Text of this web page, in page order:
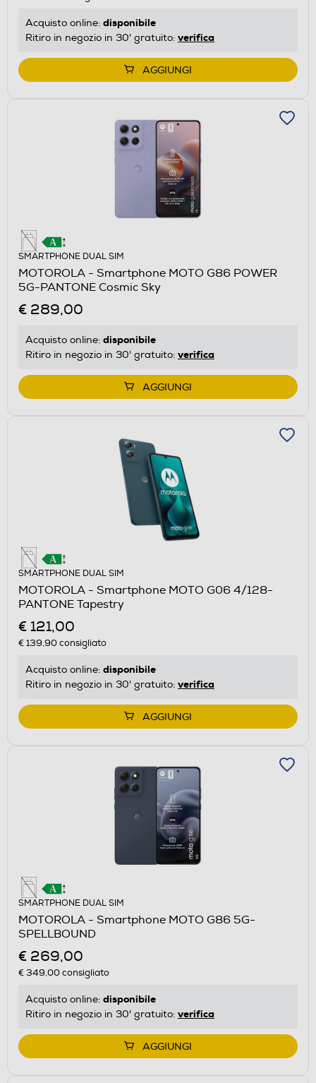
Acquisto online: disponibile
Ritiro in negozio in 30' gratuito: verifica
AGGIUNGI
SMARTPHONE DUAL SIM
MOTOROLA - Smartphone MOTO G86 POWER
5G-PANTONE Cosmic Sky
€ 289,00
Acquisto online: disponibile
Ritiro in negozio in 30' gratuito: verifica
AGGIUNGI
SMARTPHONE DUAL SIM
MOTOROLA - Smartphone MOTO G06 4/128-
PANTONE Tapestry
€ 121,00
€ 139,90consigliato
Acquisto online: disponibile
Ritiro in negozio in 30' gratuito: verifica
AGGIUNGI
SMARTPHONE DUAL SIM
MOTOROLA - Smartphone MOTO G86 5G-
SPELLBOUND
€ 269,00
€ 349,00consigliato
Acquisto online: disponibile
Ritiro in negozio in 30' gratuito: verifica
AGGIUNGI